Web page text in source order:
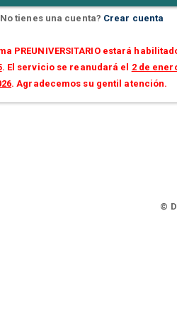
tienes una cuenta? Crear cuenta
PREUNIVERSITARIO estará
. El servicio se reanudará el 2 de
. Agradecemos su gentil atención.
©